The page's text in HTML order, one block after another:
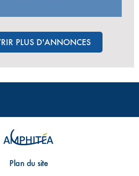
PLUS D'ANNONCES
Plan du site